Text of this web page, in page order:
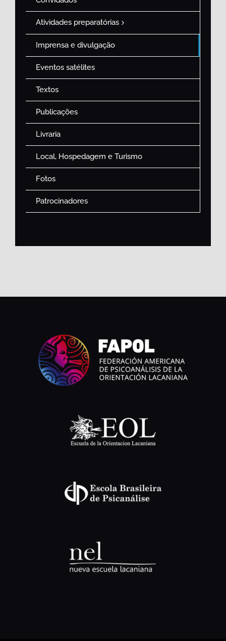
Atividades preparatórias
Imprensa e divulgação
Eventos satélites
Textos
Publicações
Livraria
Local, Hospedagem e Turismo
Fotos
Patrocinadores